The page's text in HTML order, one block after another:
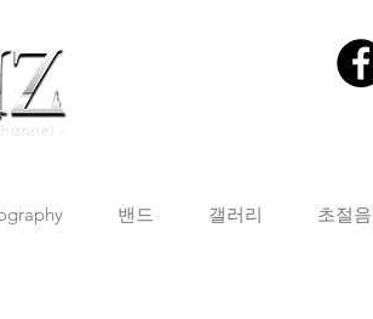
밴드 갤러리 초절